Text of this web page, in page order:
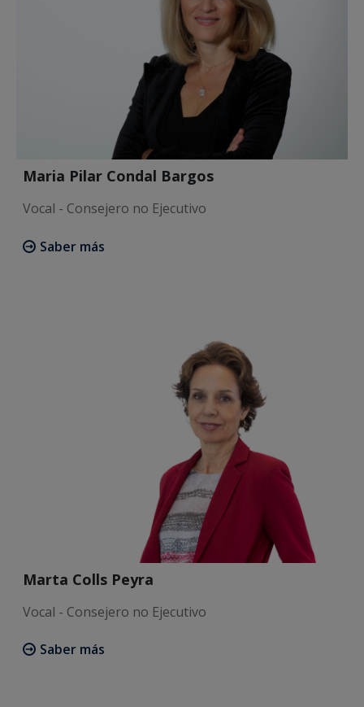
Maria Pilar Condal Bargos
Vocal - Consejero no Ejecutivo
Saber más
Marta Colls Peyra
Vocal - Consejero no Ejecutivo
Saber más